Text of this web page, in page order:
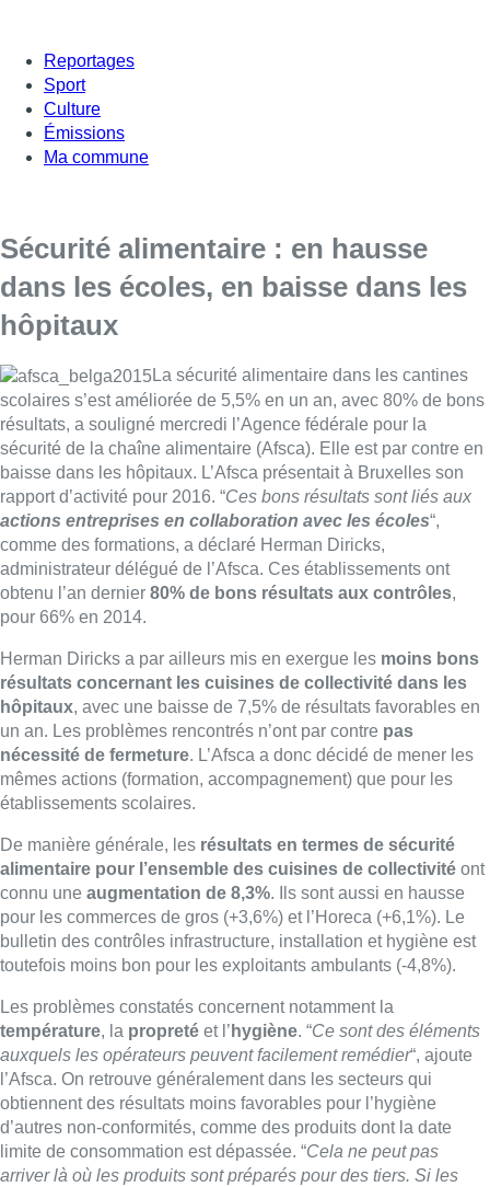
Reportages
Sport
Culture
Émissions
Ma commune
Sécurité alimentaire : en hausse
dans les écoles, en baisse dans les
hôpitaux
La sécurité alimentaire dans les cantines
scolaires s’est améliorée de 5,5% en un an, avec 80% de bons
résultats, a souligné mercredi l’Agence fédérale pour la
sécurité de la chaîne alimentaire (Afsca). Elle est par contre en
baisse dans les hôpitaux. L’Afsca présentait à Bruxelles son
rapport d’activité pour 2016. “Ces bons résultats sont liés aux
actions entreprises en collaboration avec les écoles“,
comme des formations, a déclaré Herman Diricks,
administrateur délégué de l’Afsca. Ces établissements ont
obtenu l’an dernier 80% de bons résultats aux contrôles,
pour 66% en 2014.
Herman Diricks a par ailleurs mis en exergue les moins bons
résultats concernant les cuisines de collectivité dans les
hôpitaux, avec une baisse de 7,5% de résultats favorables en
un an. Les problèmes rencontrés n’ont par contre pas
nécessité de fermeture. L’Afsca a donc décidé de mener les
mêmes actions (formation, accompagnement) que pour les
établissements scolaires.
De manière générale, les résultats en termes de sécurité
alimentaire pour l’ensemble des cuisines de collectivité ont
connu une augmentation de 8,3%. Ils sont aussi en hausse
pour les commerces de gros (+3,6%) et l’Horeca (+6,1%). Le
bulletin des contrôles infrastructure, installation et hygiène est
toutefois moins bon pour les exploitants ambulants (-4,8%).
Les problèmes constatés concernent notamment la
température, la propreté et l’ hygiène. “Ce sont des éléments
auxquels les opérateurs peuvent facilement remédier“, ajoute
l’Afsca. On retrouve généralement dans les secteurs qui
obtiennent des résultats moins favorables pour l’hygiène
d’autres non-conformités, comme des produits dont la date
limite de consommation est dépassée. “Cela ne peut pas
arriver là où les produits sont préparés pour des tiers. Si les